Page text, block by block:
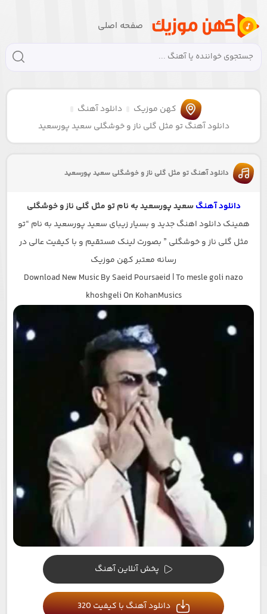
صفحه اصلی
کهن موزیک
دانلود آهنگ
دانلود آهنگ تو مثل گلی ناز و خوشگلی سعید پورسعید
دانلود آهنگ تو مثل گلی ناز و خوشگلی سعید پورسعید
دانلود آهنگ سعید پورسعید به نام تو مثل گلی ناز و خوشگلی
همینک دانلود اهنگ جدید و بسیار زیبای سعید پورسعید به نام “تو
مثل گلی ناز و خوشگلی ” بصورت لینک مستقیم و با کیفیت عالی در
رسانه معتبر کهن موزیک
Download New Music By Saeid Poursaeid | To mesle goli nazo
khoshgeli On KohanMusics
پخش آنلاین آهنگ
دانلود آهنگ با کیفیت 320